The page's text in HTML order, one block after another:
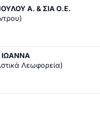
Α. & ΣΙΑ Ο.Ε.
ΙΩΑΝΝΑ
Λεωφορεία)